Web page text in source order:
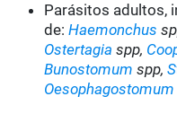
Parásitos adultos,
de:Haemonchus
Ostertagia spp,
Bunostomum spp,